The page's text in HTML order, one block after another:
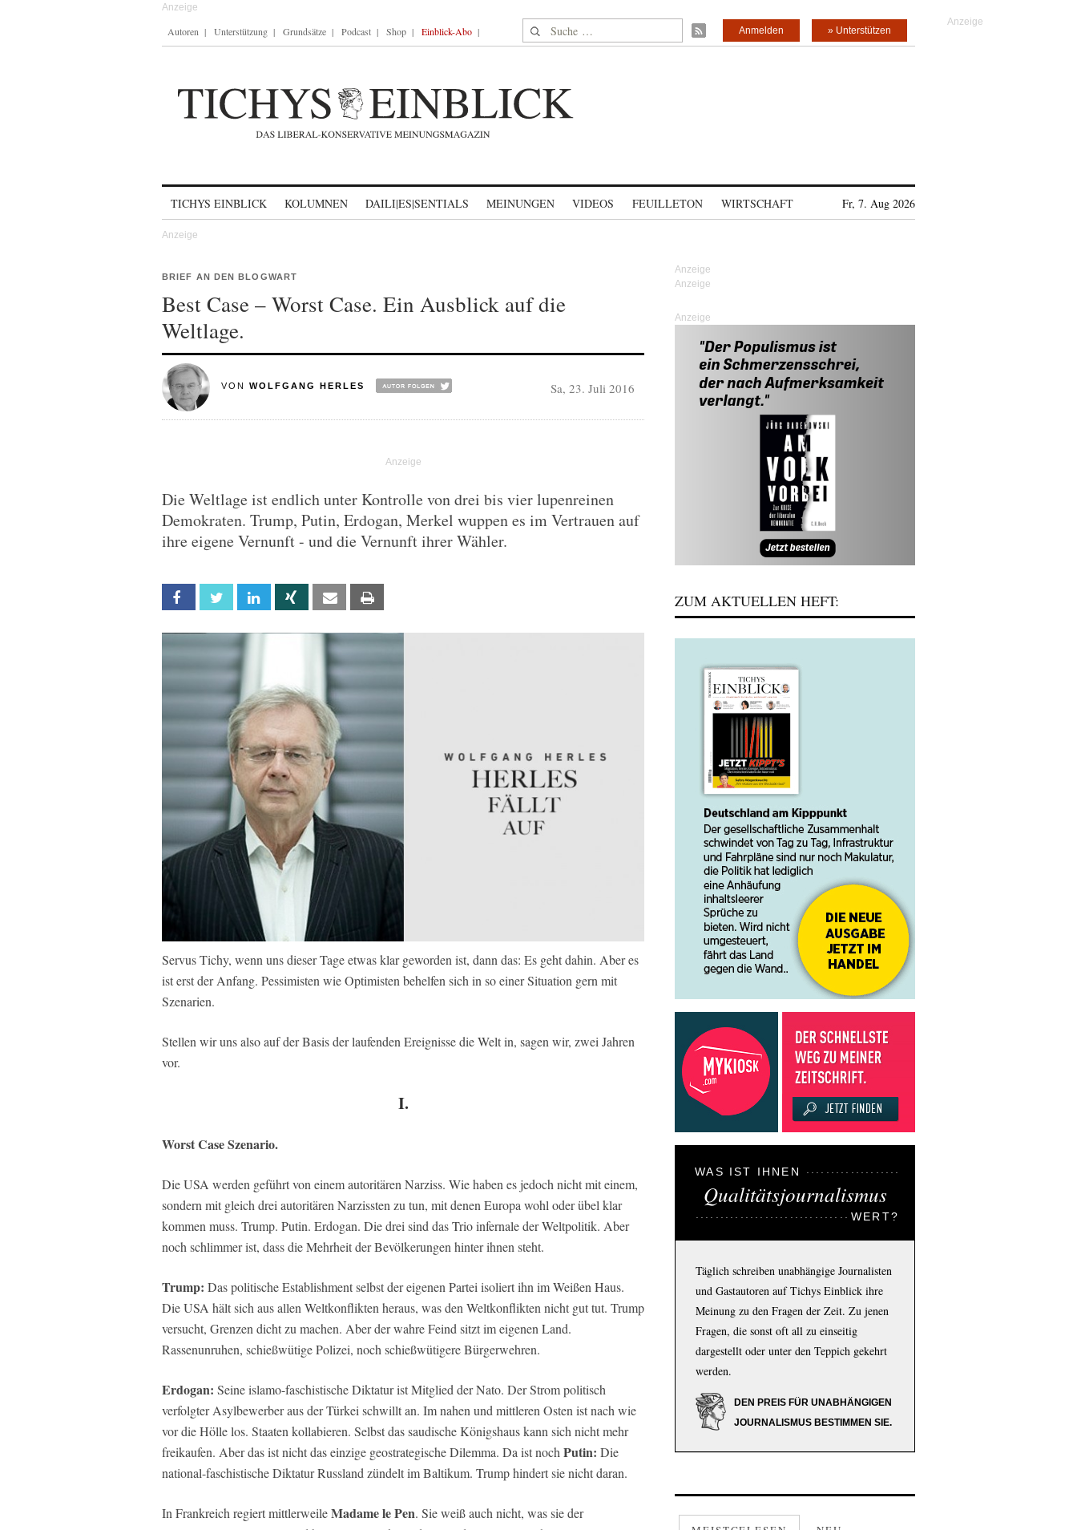
Autoren Unterstützung Grundsätze Podcast Shop Einblick-Abo Suche nach: » Unterstützen
Anmelden
TICHYS EINBLICK KOLUMNEN DAILI|ES|SENTIALS MEINUNGEN VIDEOS FEUILLETON WIRTSCHAFT Fr, 7. Aug 2026
BRIEF AN DEN BLOGWART
Best Case – Worst Case. Ein Ausblick auf die
Weltlage.
VON WOLFGANG HERLES Sa, 23. Juli 2016
Die Weltlage ist endlich unter Kontrolle von drei bis vier lupenreinen
Demokraten. Trump, Putin, Erdogan, Merkel wuppen es im Vertrauen auf
ihre eigene Vernunft - und die Vernunft ihrer Wähler.
Facebook Twitter Linkedin Xing Email
Servus Tichy, wenn uns dieser Tage etwas klar geworden ist, dann das: Es geht dahin. Aber es
ist erst der Anfang. Pessimisten wie Optimisten behelfen sich in so einer Situation gern mit
Szenarien.
Stellen wir uns also auf der Basis der laufenden Ereignisse die Welt in, sagen wir, zwei Jahren
vor.
I.
Worst Case Szenario.
Die USA werden geführt von einem autoritären Narziss. Wie haben es jedoch nicht mit einem,
sondern mit gleich drei autoritären Narzissten zu tun, mit denen Europa wohl oder übel klar
kommen muss. Trump. Putin. Erdogan. Die drei sind das Trio infernale der Weltpolitik. Aber
noch schlimmer ist, dass die Mehrheit der Bevölkerungen hinter ihnen steht.
Trump: Das politische Establishment selbst der eigenen Partei isoliert ihn im Weißen Haus.
Die USA hält sich aus allen Weltkonflikten heraus, was den Weltkonflikten nicht gut tut. Trump
versucht, Grenzen dicht zu machen. Aber der wahre Feind sitzt im eigenen Land.
Rassenunruhen, schießwütige Polizei, noch schießwütigere Bürgerwehren.
Erdogan: Seine islamo-faschistische Diktatur ist Mitglied der Nato. Der Strom politisch
verfolgter Asylbewerber aus der Türkei schwillt an. Im nahen und mittleren Osten ist nach wie
vor die Hölle los. Staaten kollabieren. Selbst das saudische Königshaus kann sich nicht mehr
freikaufen. Aber das ist nicht das einzige geostrategische Dilemma. Da ist nochPutin: Die
national-faschistische Diktatur Russland zündelt im Baltikum. Trump hindert sie nicht daran.
In Frankreich regiert mittlerweileMadame le Pen. Sie weiß auch nicht, was sie der
Anzeige
ZUM AKTUELLEN HEFT:
WAS IST IHNEN
Qualitätsjournalismus
WERT?
Täglich schreiben unabhängige Journalisten
und Gastautoren auf Tichys Einblick ihre
Meinung zu den Fragen der Zeit. Zu jenen
Fragen, die sonst oft all zu einseitig
dargestellt oder unter den Teppich gekehrt
werden.
DEN PREIS FÜR UNABHÄNGIGEN
JOURNALISMUS BESTIMMEN SIE.